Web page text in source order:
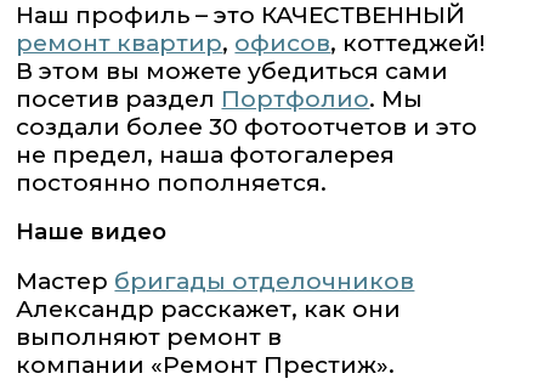
Наш профиль – это КАЧЕСТВЕННЫЙ
ремонт квартир, офисов, коттеджей!
В этом вы можете убедиться сами
посетив раздел Портфолио. Мы
создали более 30 фотоотчетов и это
не предел, наша фотогалерея
постоянно пополняется.
Наше видео
Мастер бригады отделочников
Александр расскажет, как они
выполняют ремонт в
компании «Ремонт Престиж».